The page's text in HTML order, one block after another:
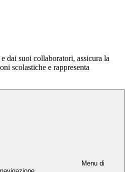
dai suoi collaboratori, assicura la
scolastiche e rappresenta
Menu di